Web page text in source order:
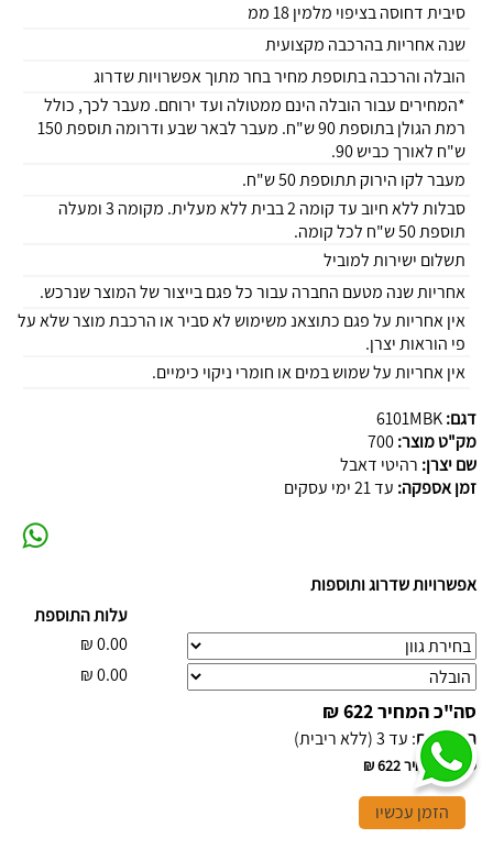
סיבית דחוסה בציפוי מלמין 18 ממ
שנה אחריות בהרכבה מקצועית
הובלה והרכבה בתוספת מחיר בחר מתוך אפשרויות שדרוג
*המחירים עבור הובלה הינם ממטולה ועד ירוחם. מעבר לכך, כולל
רמת הגולן בתוספת 90 ש"ח. מעבר לבאר שבע ודרומה תוספת 150
ש"ח לאורך כביש 90.
מעבר לקו הירוק תתוספת 50 ש"ח.
סבלות ללא חיוב עד קומה 2 בבית ללא מעלית. מקומה 3 ומעלה
תוספת 50 ש"ח לכל קומה.
תשלום ישירות למוביל
אחריות שנה מטעם החברה עבור כל פגם בייצור של המוצר שנרכש.
אין אחריות על פגם כתוצאנ משימוש לא סביר או הרכבת מוצר שלא על
פי הוראות יצרן.
אין אחריות על שמוש במים או חומרי ניקוי כימיים.
דגם:6101MBK
מק"ט מוצר:700
שם יצרן: רהיטי דאבל
זמן אספקה: עד 21 ימי עסקים
אפשרויות שדרוג ותוספות
עלות התוספת
0.00
₪
0.00
₪
סה"כ המחיר622 ₪
תשלומים: עד 3 (ללא ריבית)
סה"כ המחיר622 ₪
הזמן עכשיו